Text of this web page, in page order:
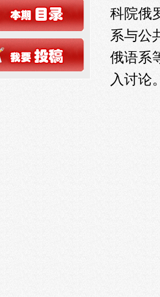
科院俄
系与公
俄语系
入讨论